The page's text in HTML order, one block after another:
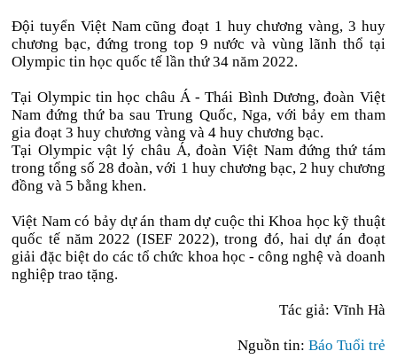
Đội tuyển Việt Nam cũng đoạt 1 huy chương vàng, 3 huy
chương bạc, đứng trong top 9 nước và vùng lãnh thổ tại
Olympic tin học quốc tế lần thứ 34 năm 2022.
Tại Olympic tin học châu Á - Thái Bình Dương, đoàn Việt
Nam đứng thứ ba sau Trung Quốc, Nga, với bảy em tham
gia đoạt 3 huy chương vàng và 4 huy chương bạc.
Tại Olympic vật lý châu Á, đoàn Việt Nam đứng thứ tám
trong tổng số 28 đoàn, với 1 huy chương bạc, 2 huy chương
đồng và 5 bằng khen.
Việt Nam có bảy dự án tham dự cuộc thi Khoa học kỹ thuật
quốc tế năm 2022 (ISEF 2022), trong đó, hai dự án đoạt
giải đặc biệt do các tổ chức khoa học - công nghệ và doanh
nghiệp trao tặng.
Tác giả: Vĩnh Hà
Nguồn tin: Báo Tuổi trẻ